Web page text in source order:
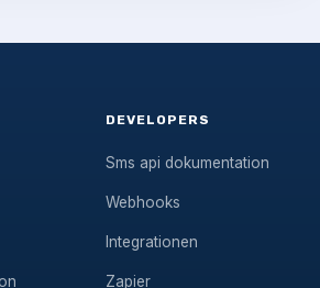
DEVELOPERS
Sms api dokumentation
Webhooks
Integrationen
Zapier